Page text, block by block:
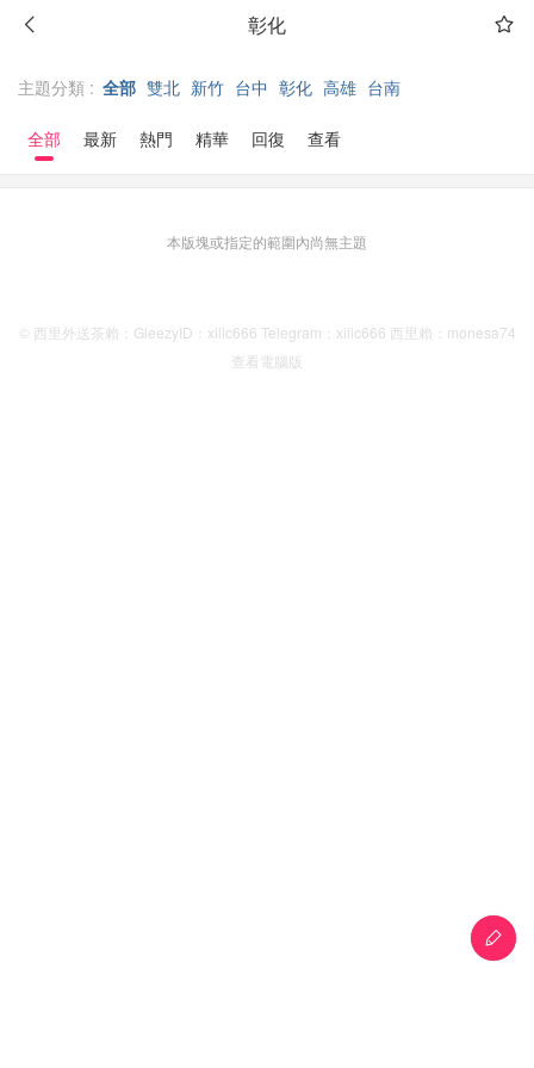
彰化
主題分類 : 全部 雙北 新竹 台中 彰化 高雄 台南
全部 最新 熱門 精華 回復 查看
本版塊或指定的範圍內尚無主題
© 西里外送茶賴：GleezyID：xilic666 Telegram：xilic666 西里賴：monesa74
查看電腦版